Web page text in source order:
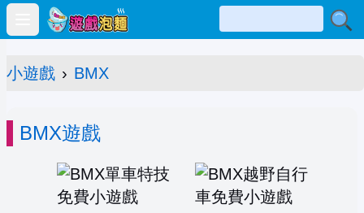
Open main menu
小遊戲 › BMX
BMX遊戲